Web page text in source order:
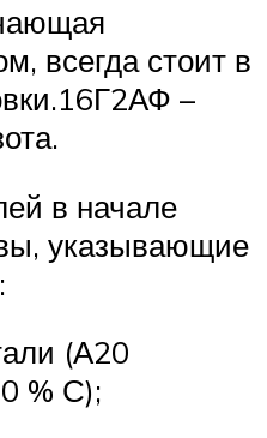
всегда стоит в
–
в начале
указывающие
(А20
% С);